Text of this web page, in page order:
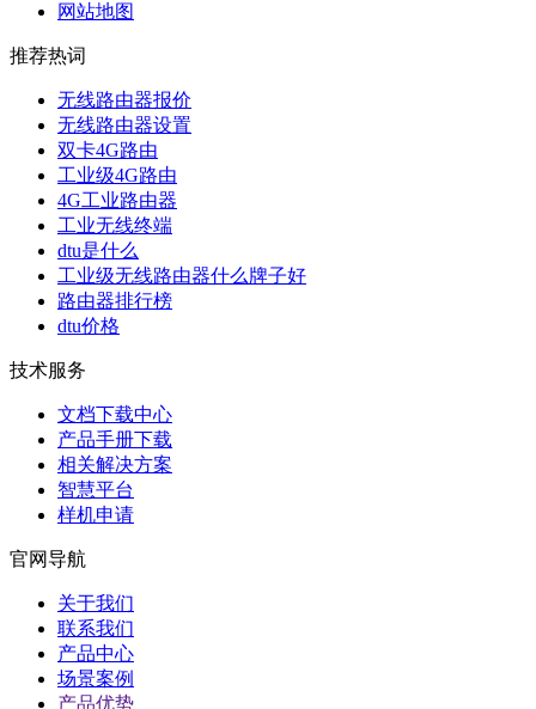
网站地图
推荐热词
无线路由器报价
无线路由器设置
双卡4G路由
工业级4G路由
4G工业路由器
工业无线终端
dtu是什么
工业级无线路由器什么牌子好
路由器排行榜
dtu价格
技术服务
文档下载中心
产品手册下载
相关解决方案
智慧平台
样机申请
官网导航
关于我们
联系我们
产品中心
场景案例
产品优势